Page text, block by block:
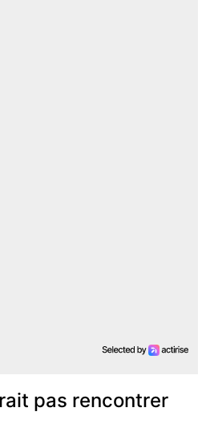
pas rencontrer